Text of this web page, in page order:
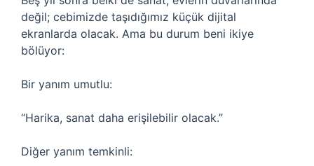
değil; cebimizde taşıdığımız küçük dijital
ekranlarda olacak. Ama bu durum beni ikiye
bölüyor:
Bir yanım umutlu:
“Harika, sanat daha erişilebilir olacak.”
Diğer yanım temkinli: